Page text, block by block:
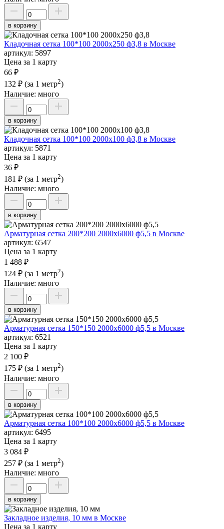
в корзину
Кладочная сетка 100*100 2000х250 ф3,8 в Москве
артикул: 5897
Цена за 1 карту
66 ₽
132 ₽ (за 1 метр2)
Наличие: много
в корзину
Кладочная сетка 100*100 2000х100 ф3,8 в Москве
артикул: 5871
Цена за 1 карту
36 ₽
181 ₽ (за 1 метр2)
Наличие: много
в корзину
Арматурная сетка 200*200 2000х6000 ф5,5 в Москве
артикул: 6547
Цена за 1 карту
1 488 ₽
124 ₽ (за 1 метр2)
Наличие: много
в корзину
Арматурная сетка 150*150 2000х6000 ф5,5 в Москве
артикул: 6521
Цена за 1 карту
2 100 ₽
175 ₽ (за 1 метр2)
Наличие: много
в корзину
Арматурная сетка 100*100 2000х6000 ф5,5 в Москве
артикул: 6495
Цена за 1 карту
3 084 ₽
257 ₽ (за 1 метр2)
Наличие: много
в корзину
Закладное изделия, 10 мм в Москве
Цена за 1 карту